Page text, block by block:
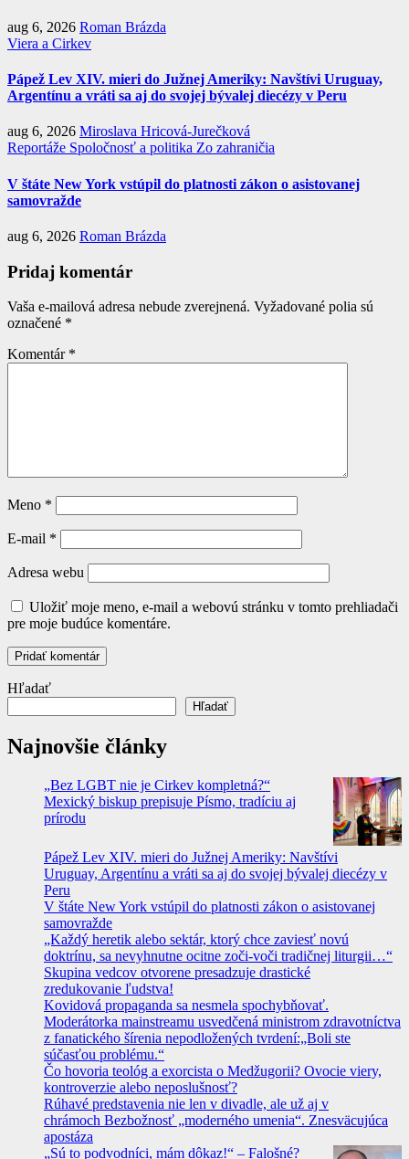
aug 6, 2026 Roman Brázda
Viera a Cirkev
Pápež Lev XIV. mieri do Južnej Ameriky: Navštívi Uruguay,
Argentínu a vráti sa aj do svojej bývalej diecézy v Peru
aug 6, 2026 Miroslava Hricová-Jurečková
Reportáže Spoločnosť a politika Zo zahraničia
V štáte New York vstúpil do platnosti zákon o asistovanej
samovražde
aug 6, 2026 Roman Brázda
Pridaj komentár
Vaša e-mailová adresa nebude zverejnená. Vyžadované polia sú
označené *
Komentár *
Meno *
E-mail *
Adresa webu
Uložiť moje meno, e-mail a webovú stránku v tomto prehliadači
pre moje budúce komentáre.
Hľadať
Hľadať
Najnovšie články
„Bez LGBT nie je Cirkev kompletná?“
Mexický biskup prepisuje Písmo, tradíciu aj
prírodu
Pápež Lev XIV. mieri do Južnej Ameriky: Navštívi
Uruguay, Argentínu a vráti sa aj do svojej bývalej diecézy v
Peru
V štáte New York vstúpil do platnosti zákon o asistovanej
samovražde
„Každý heretik alebo sektár, ktorý chce zaviesť novú
doktrínu, sa nevyhnutne ocitne zoči-voči tradičnej liturgii…“
Skupina vedcov otvorene presadzuje drastické
zredukovanie ľudstva!
Kovidová propaganda sa nesmela spochybňovať.
Moderátorka mainstreamu usvedčená ministrom zdravotníctva
z fanatického šírenia nepodložených tvrdení:„Boli ste
súčasťou problému.“
Čo hovoria teológ a exorcista o Medžugorii? Ovocie viery,
kontroverzie alebo neposlušnosť?
Rúhavé predstavenia nie len v divadle, ale už aj v
chrámoch Bezbožnosť „moderného umenia“. Znesväcujúca
apostáza
„Sú to podvodníci, mám dôkaz!“ – Falošné?